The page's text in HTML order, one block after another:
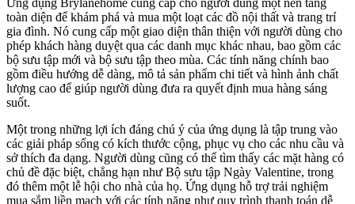
toàn diện để khám phá và mua một loạt các đồ nội thất và trang trí
gia đình. Nó cung cấp một giao diện thân thiện với người dùng cho
phép khách hàng duyệt qua các danh mục khác nhau, bao gồm các
bộ sưu tập mới và bộ sưu tập theo mùa. Các tính năng chính bao
gồm điều hướng dễ dàng, mô tả sản phẩm chi tiết và hình ảnh chất
lượng cao để giúp người dùng đưa ra quyết định mua hàng sáng
suốt.
Một trong những lợi ích đáng chú ý của ứng dụng là tập trung vào
các giải pháp sống có kích thước cộng, phục vụ cho các nhu cầu và
sở thích đa dạng. Người dùng cũng có thể tìm thấy các mặt hàng có
chủ đề đặc biệt, chẳng hạn như Bộ sưu tập Ngày Valentine, trong
đó thêm một lễ hội cho nhà của họ. Ứng dụng hỗ trợ trải nghiệm
mua sắm liền mạch với các tính năng như quy trình thanh toán dễ